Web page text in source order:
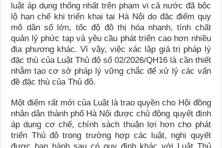
luật áp dụng thống nhất trên phạm vi cả nước đã bộc
lộ hạn chế khi triển khai tại Hà Nội do đặc điểm quy
mô dân số lớn, tốc độ đô thị hóa nhanh, tính chất
quản lý phức tạp và yêu cầu phát triển cao hơn nhiều
địa phương khác. Vì vậy, việc xác lập giá trị pháp lý
đặc thù của Luật Thủ đô số 02/2026/QH16 là cần thiết
nhằm tạo cơ sở pháp lý vững chắc để xử lý các vấn
đề đặc thù của Thủ đô.
Một điểm rất mới của Luật là trao quyền cho Hội đồng
nhân dân thành phố Hà Nội được chủ động quyết định
áp dụng cơ chế, chính sách thuận lợi hơn cho phát
triển Thủ đô trong trường hợp các luật, nghị quyết
được ban hành sau có quy định khác với Luật Thủ